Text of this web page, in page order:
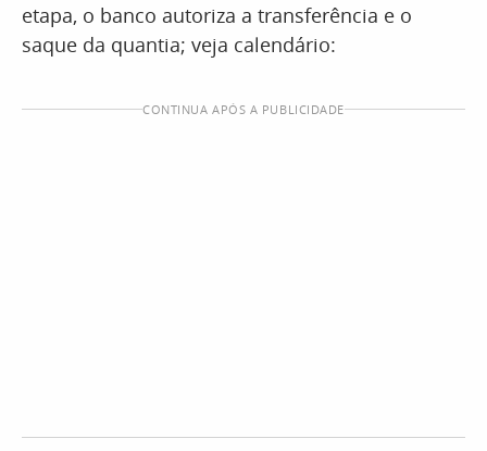
etapa, o banco autoriza a transferência e o
saque da quantia; veja calendário:
CONTINUA APÓS A PUBLICIDADE